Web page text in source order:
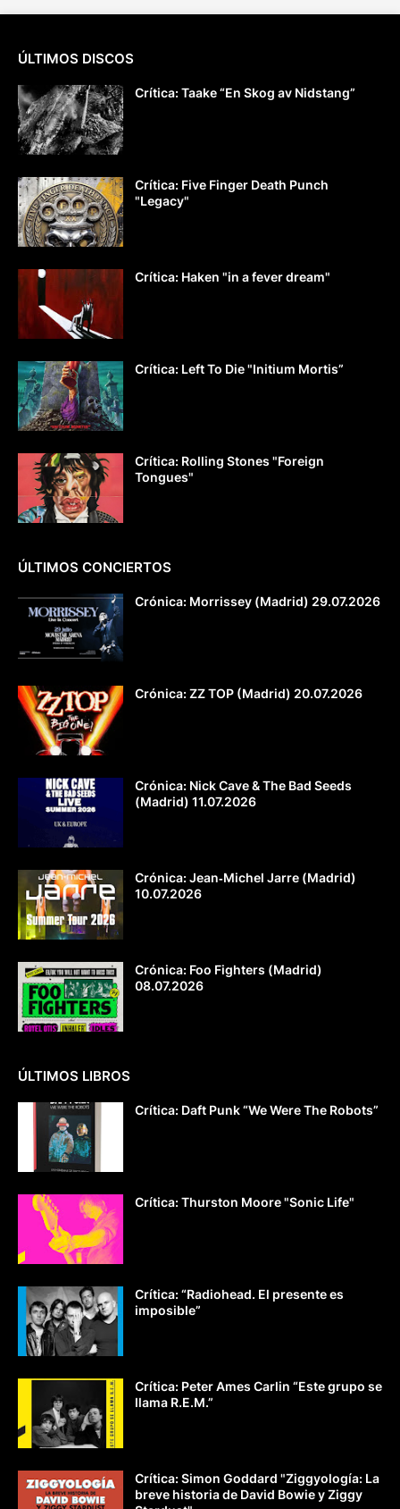
ÚLTIMOS DISCOS
Crítica: Taake “En Skog av Nidstang”
Crítica: Five Finger Death Punch
"Legacy"
Crítica: Haken "in a fever dream"
Crítica: Left To Die "Initium Mortis”
Crítica: Rolling Stones "Foreign
Tongues"
ÚLTIMOS CONCIERTOS
Crónica: Morrissey (Madrid) 29.07.2026
Crónica: ZZ TOP (Madrid) 20.07.2026
Crónica: Nick Cave & The Bad Seeds
(Madrid) 11.07.2026
Crónica: Jean‐Michel Jarre (Madrid)
10.07.2026
Crónica: Foo Fighters (Madrid)
08.07.2026
ÚLTIMOS LIBROS
Crítica: Daft Punk “We Were The Robots”
Crítica: Thurston Moore "Sonic Life"
Crítica: “Radiohead. El presente es
imposible”
Crítica: Peter Ames Carlin “Este grupo se
llama R.E.M.”
Crítica: Simon Goddard "Ziggyología: La
breve historia de David Bowie y Ziggy